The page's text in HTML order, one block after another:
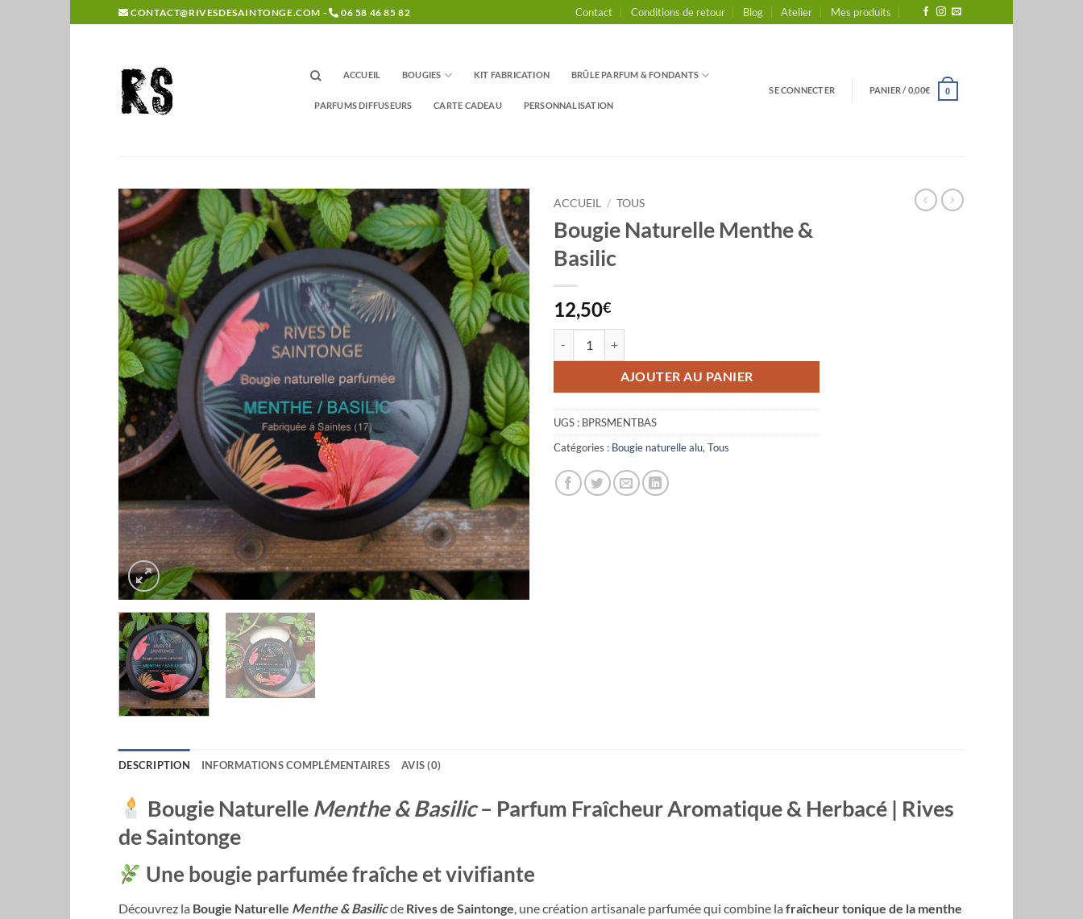
au
CONTACT@RIVESDESAINTONGE.COM - 06 58 46 85 82 Contact Conditions de retour Blog Atelier Mes produits
ACCUEIL BOUGIES KIT FABRICATION BRÛLE PARFUM & FONDANTS
PARFUMS DIFFUSEURS CARTE CADEAU PERSONNALISATION
SE CONNECTER PANIER /0,00€ 0
ACCUEIL / TOUS
Bougie Naturelle Menthe &
Basilic
12,50€
AJOUTER AU PANIER
UGS : BPRSMENTBAS
Catégories : Bougie naturelle alu, Tous
DESCRIPTION INFORMATIONS COMPLÉMENTAIRES AVIS (0)
Bougie Naturelle Menthe & Basilic– Parfum Fraîcheur Aromatique & Herbacé | Rives
de Saintonge
Une bougie parfumée fraîche et vivifiante
Découvrez la Bougie Naturelle Menthe & Basilicde Rives de Saintonge, une création artisanale parfumée qui combine la fraîcheur tonique de la menthe